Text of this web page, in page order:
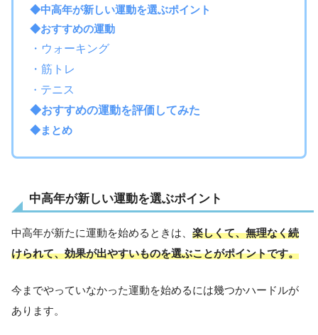
◆中高年が新しい運動を選ぶポイント
◆おすすめの運動
・ウォーキング
・筋トレ
・ テニス
◆おすすめの運動を評価してみた
◆まとめ
中高年が新しい運動を選ぶポイント
中高年が新たに運動を始めるときは、 楽しくて、無理なく続
けられて、効果が出やすいものを選ぶことがポイントです。
今までやっていなかった運動を始めるには幾つかハードルが
あります。